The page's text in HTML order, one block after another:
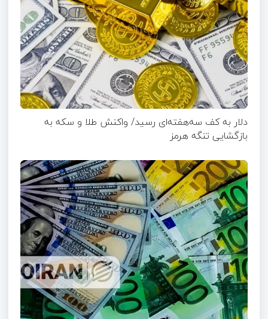
دلار به کف سه‌هفته‌ای رسید/ واکنش طلا و سکه به
بازگشایی تنگه هرمز